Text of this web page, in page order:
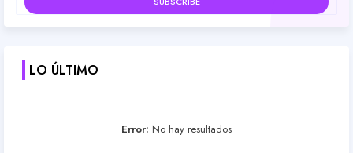
LO ÚLTIMO
Error: No hay resultados